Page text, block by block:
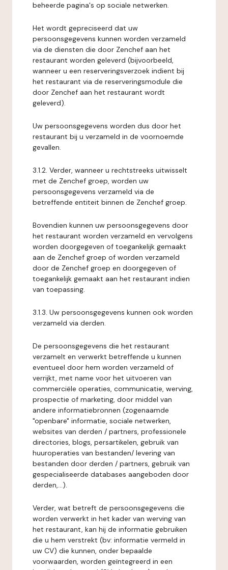
beheerde pagina's op sociale netwerken.
Het wordt gepreciseerd dat uw
persoonsgegevens kunnen worden verzameld
via de diensten die door Zenchef aan het
restaurant worden geleverd (bijvoorbeeld,
wanneer u een reserveringsverzoek indient bij
het restaurant via de reserveringsmodule die
door Zenchef aan het restaurant wordt
geleverd).
Uw persoonsgegevens worden dus door het
restaurant bij u verzameld in de voornoemde
gevallen.
3.1.2. Verder, wanneer u rechtstreeks uitwisselt
met de Zenchef groep, worden uw
persoonsgegevens verzameld via de
betreffende entiteit binnen de Zenchef groep.
Bovendien kunnen uw persoonsgegevens door
het restaurant worden verzameld en vervolgens
worden doorgegeven of toegankelijk gemaakt
aan de Zenchef groep of worden verzameld
door de Zenchef groep en doorgegeven of
toegankelijk gemaakt aan het restaurant indien
van toepassing.
3.1.3. Uw persoonsgegevens kunnen ook worden
verzameld via derden.
De persoonsgegevens die het restaurant
verzamelt en verwerkt betreffende u kunnen
eventueel door hem worden verzameld of
verrijkt, met name voor het uitvoeren van
commerciële operaties, communicatie, werving,
prospectie of marketing, door middel van
andere informatiebronnen (zogenaamde
"openbare" informatie, sociale netwerken,
websites van derden / partners, professionele
directories, blogs, persartikelen, gebruik van
huuroperaties van bestanden/ levering van
bestanden door derden / partners, gebruik van
gespecialiseerde databases aangeboden door
derden,...).
Verder, wat betreft de persoonsgegevens die
worden verwerkt in het kader van werving van
het restaurant, kan hij de informatie gebruiken
die u hem verstrekt (bv: informatie vermeld in
uw CV) die kunnen, onder bepaalde
voorwaarden, worden geïntegreerd in een